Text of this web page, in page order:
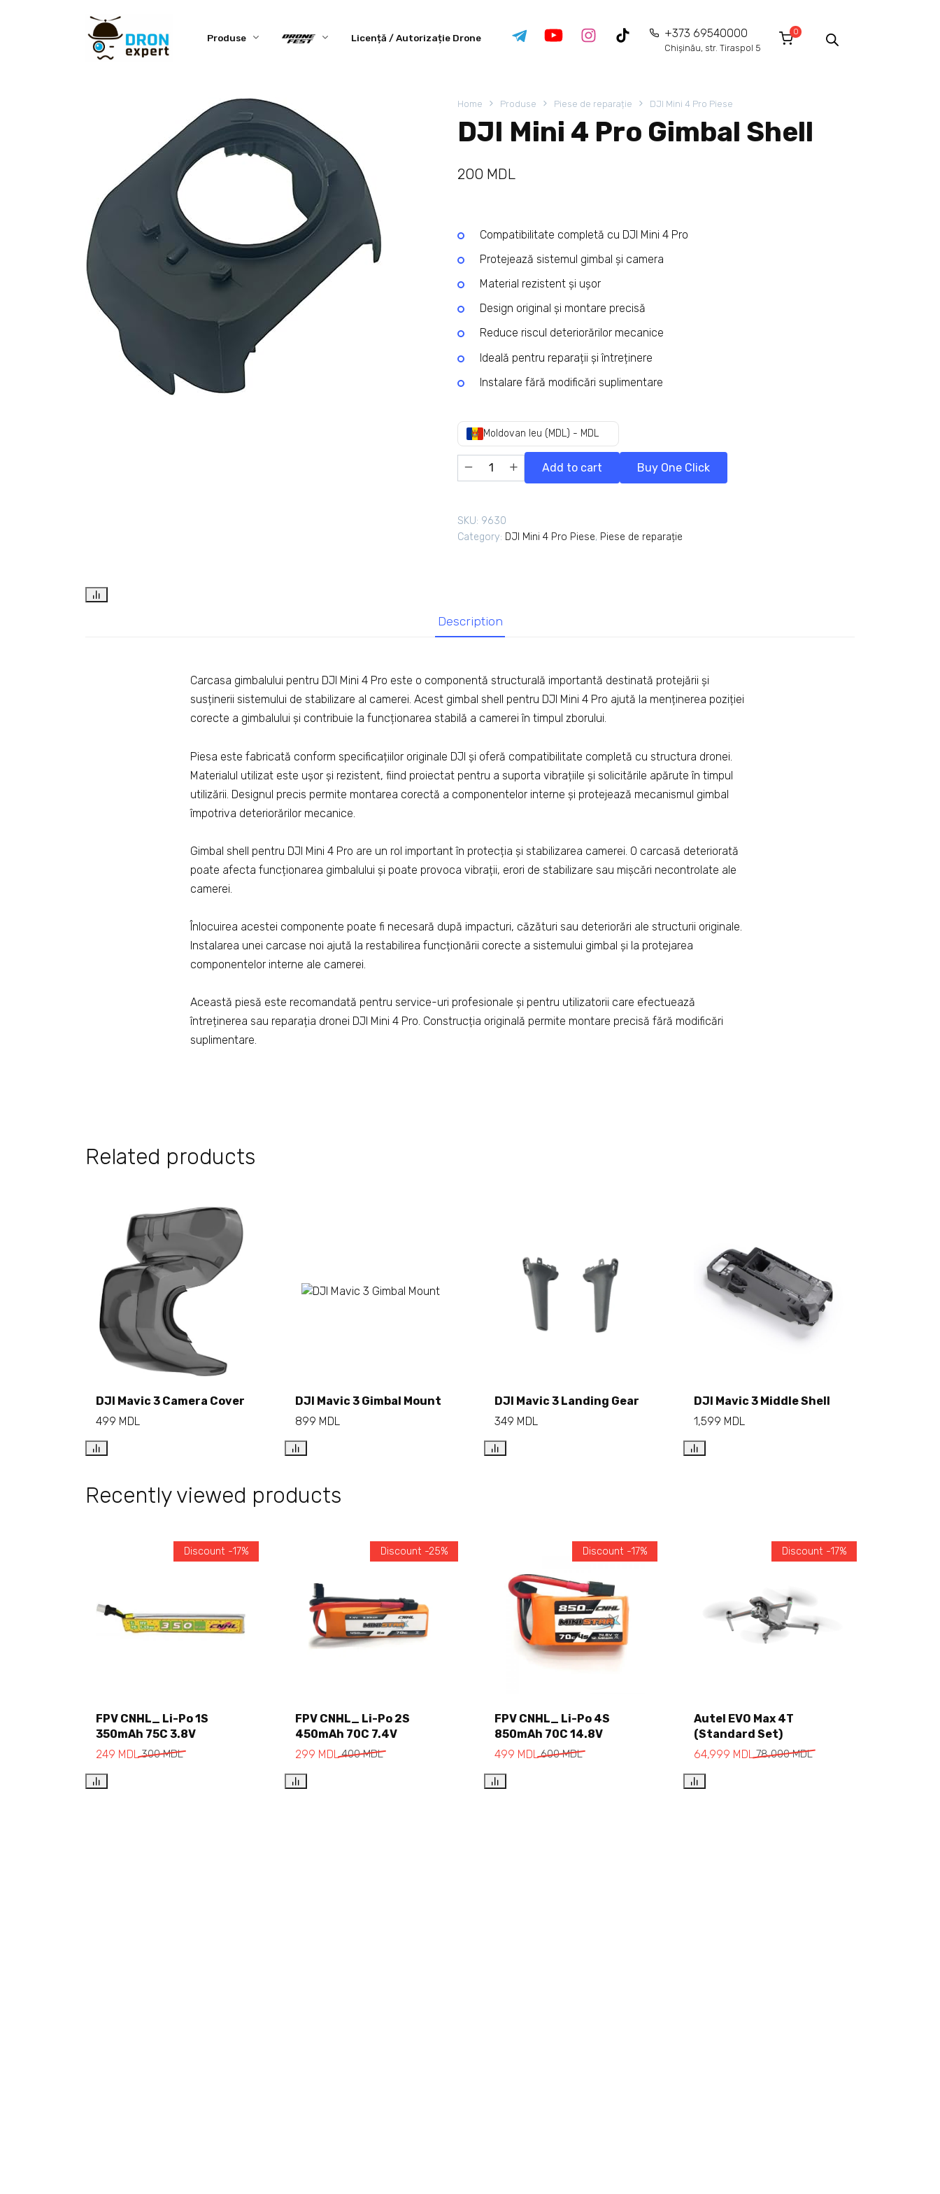
Produse Licență / Autorizație Drone +373 69540000
Chișinău, str. Tiraspol 5
0
Home Produse Piese de reparație DJI Mini 4 Pro Piese
DJI Mini 4 Pro Gimbal Shell
200 MDL
Compatibilitate completă cu DJI Mini 4 Pro
Protejează sistemul gimbal și camera
Material rezistent și ușor
Design original și montare precisă
Reduce riscul deteriorărilor mecanice
Ideală pentru reparații și întreținere
Instalare fără modificări suplimentare
Moldovan leu (MDL) - MDL
Add to cart Buy One Click
SKU: 9630
Category: DJI Mini 4 Pro Piese, Piese de reparație
Description
Carcasa gimbalului pentru DJI Mini 4 Pro este o componentă structurală importantă destinată protejării și
susținerii sistemului de stabilizare al camerei. Acest gimbal shell pentru DJI Mini 4 Pro ajută la menținerea poziției
corecte a gimbalului și contribuie la funcționarea stabilă a camerei în timpul zborului.
Piesa este fabricată conform specificațiilor originale DJI și oferă compatibilitate completă cu structura dronei.
Materialul utilizat este ușor și rezistent, fiind proiectat pentru a suporta vibrațiile și solicitările apărute în timpul
utilizării. Designul precis permite montarea corectă a componentelor interne și protejează mecanismul gimbal
împotriva deteriorărilor mecanice.
Gimbal shell pentru DJI Mini 4 Pro are un rol important în protecția și stabilizarea camerei. O carcasă deteriorată
poate afecta funcționarea gimbalului și poate provoca vibrații, erori de stabilizare sau mișcări necontrolate ale
camerei.
Înlocuirea acestei componente poate fi necesară după impacturi, căzături sau deteriorări ale structurii originale.
Instalarea unei carcase noi ajută la restabilirea funcționării corecte a sistemului gimbal și la protejarea
componentelor interne ale camerei.
Această piesă este recomandată pentru service-uri profesionale și pentru utilizatorii care efectuează
întreținerea sau reparația dronei DJI Mini 4 Pro. Construcția originală permite montare precisă fără modificări
suplimentare.
Related products
DJI Mavic 3 Camera Cover
499 MDL
DJI Mavic 3 Gimbal Mount
899 MDL
Add to cart
DJI Mavic 3 Landing Gear
349 MDL
DJI Mavic 3 Middle Shell
1,599 MDL
Recently viewed products
Add to cart
Discount -17%
FPV CNHL_ Li-Po 1S
350mAh 75C 3.8V
300MDL
249 MDL
Add to cart
Discount -25%
FPV CNHL_ Li-Po 2S
450mAh 70C 7.4V
400MDL
299 MDL
Add to cart
Discount -17%
FPV CNHL_ Li-Po 4S
850mAh 70C 14.8V
600MDL
499 MDL
Add to cart
Discount -17%
Autel EVO Max 4T
(Standard Set)
78,000MDL
64,999 MDL